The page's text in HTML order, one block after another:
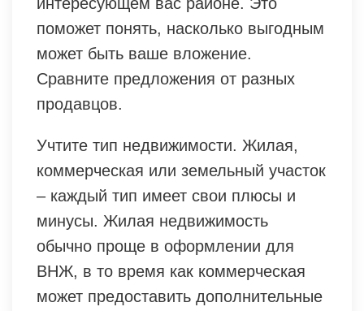
поможет понять, насколько выгодным
может быть ваше вложение.
Сравните предложения от разных
продавцов.
Учтите тип недвижимости. Жилая,
коммерческая или земельный участок
– каждый тип имеет свои плюсы и
минусы. Жилая недвижимость
обычно проще в оформлении для
ВНЖ, в то время как коммерческая
может предоставить дополнительные